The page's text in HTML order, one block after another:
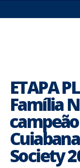
ETAPA
Família
Society